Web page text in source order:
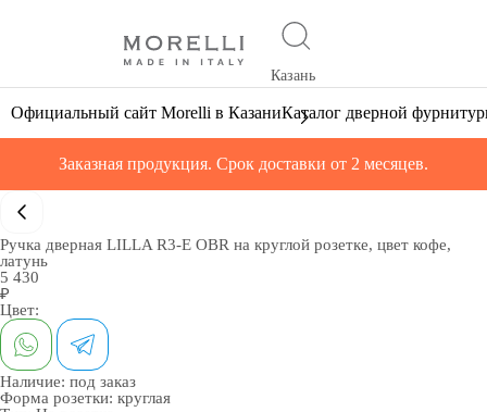
Казань
Официальный сайт Morelli в КазаниКаталог дверной
Заказная продукция. Срок доставки от 2 месяцев.
Ручка дверная LILLA R3-E OBR на круглой розетке, цвет кофе,
латунь
5 430
₽
Цвет:
Наличие: под заказ
Форма розетки: круглая